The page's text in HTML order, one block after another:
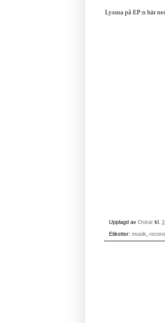
Lyssna på EP:n här
Upplagd av Oskar kl.
Etiketter: musik